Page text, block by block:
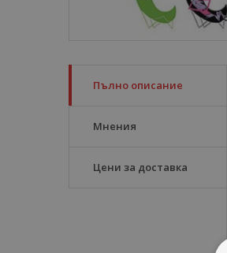
Пълно описание
Мнения
Цени за доставка